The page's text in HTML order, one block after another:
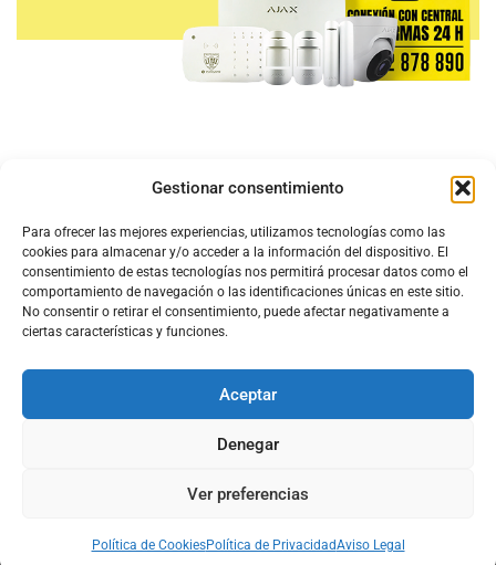
Gestionar consentimiento
Para ofrecer las mejores experiencias, utilizamos tecnologías como las
cookies para almacenar y/o acceder a la información del dispositivo. El
consentimiento de estas tecnologías nos permitirá procesar datos como el
comportamiento de navegación o las identificaciones únicas en este sitio.
No consentir o retirar el consentimiento, puede afectar negativamente a
ciertas características y funciones.
Aceptar
Denegar
Ver preferencias
Política de CookiesPolítica de PrivacidadAviso Legal
Acerca de Nosotros